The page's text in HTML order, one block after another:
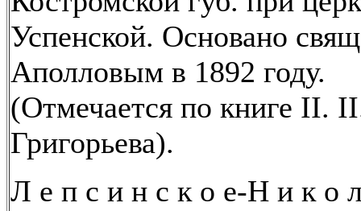
Успенской. Основано
Аполловым в 1892 году.
(Отмечается по книге II.
Григорьева).
Л е п с и н с к о е-Н и к о